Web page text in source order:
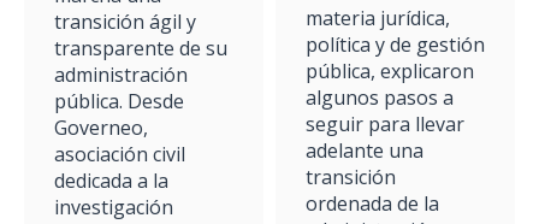
transición ágil y
transparente de su
administración
pública. Desde
Governeo,
asociación civil
dedicada a la
investigación
materia jurídica,
política y de gestión
pública, explicaron
algunos pasos a
seguir para llevar
adelante una
transición
ordenada de la